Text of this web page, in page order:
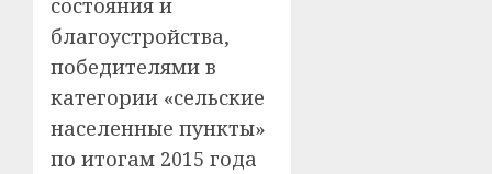
благоустройства,
победителями в
категории «сельские
населенные пункты»
по итогам 2015 года